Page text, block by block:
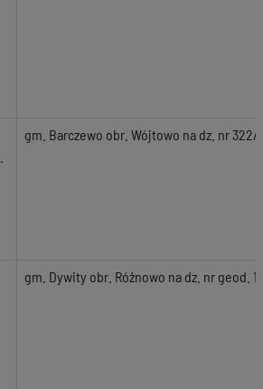
gm. Barczewo obr. Wójtowo na dz. nr
gm. Dywity obr. Różnowo na dz. nr geod.